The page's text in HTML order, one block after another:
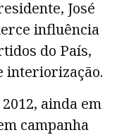
José
influência
do País,
interiorização.
ainda em
campanha